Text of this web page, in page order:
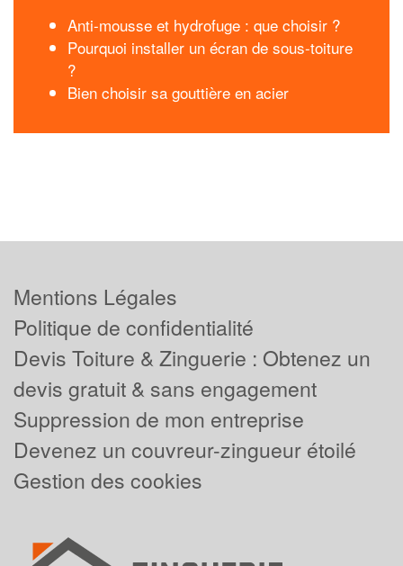
Anti-mousse et hydrofuge : que choisir ?
Pourquoi installer un écran de sous-toiture
?
Bien choisir sa gouttière en acier
Mentions Légales
Politique de confidentialité
Devis Toiture & Zinguerie : Obtenez un
devis gratuit & sans engagement
Suppression de mon entreprise
Devenez un couvreur-zingueur étoilé
Gestion des cookies